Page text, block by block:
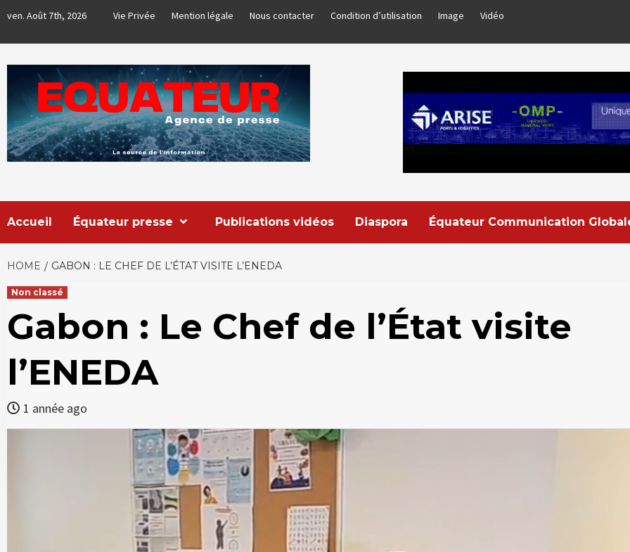
content
ven. Août 7th, 2026 Vie Privée Mention légale Nous contacter Condition d’utilisation Image Vidéo
EQUATEUR
Accueil Équateur presse Publications vidéos Diaspora Équateur Communication
HOME GABON : LE CHEF DE L’ÉTAT VISITE L’ENEDA
Non classé
Gabon : Le Chef de l’État visite
l’ENEDA
1 année ago